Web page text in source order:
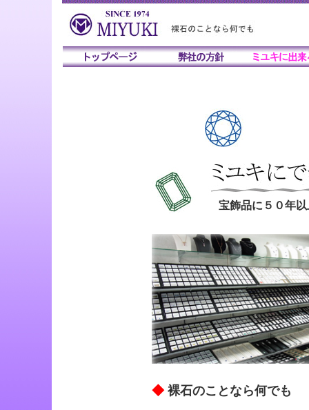
宝飾品に５０年以
◆裸石のことなら何でも